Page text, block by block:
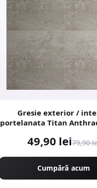
Gresie exterior /
portelanata Titan Anthracite
ciment
49,90 lei79,90
Cumpără acum